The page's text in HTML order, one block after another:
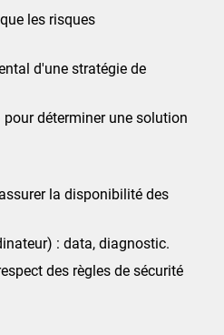
les risques
d'une stratégie de
déterminer une solution
la disponibilité des
: data, diagnostic.
des règles de sécurité